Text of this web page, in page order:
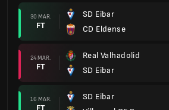
30 MAR.
FT
SD Eibar
CD Eldense
24 MAR.
FT
Real Valhadolid
SD Eibar
16 MAR.
FT
SD Eibar